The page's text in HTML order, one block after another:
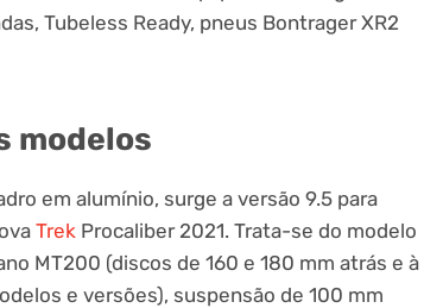
Tubeless Ready, pneus Bontrager XR2
modelos
em alumínio, surge a versão 9.5 para
Trek Procaliber 2021. Trata-se do modelo
MT200 (discos de 160 e 180 mm atrás e à
e versões), suspensão de 100 mm